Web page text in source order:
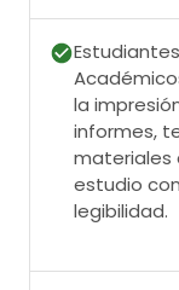
la
informes,
materiales
estudio
legibilidad.